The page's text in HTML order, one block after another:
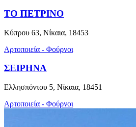
ΤΟ ΠΕΤΡΙΝΟ
Κύπρου 63, Νίκαια, 18453
Αρτοποιεία - Φούρνοι
ΣΕΙΡΗΝΑ
Ελλησπόντου 5, Νίκαια, 18451
Αρτοποιεία - Φούρνοι